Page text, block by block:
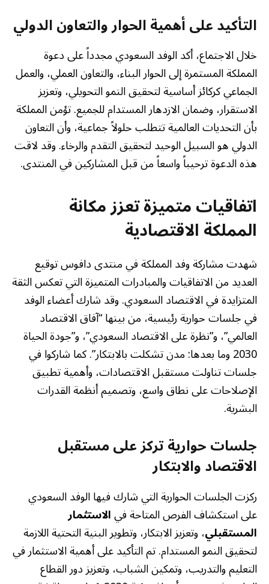
التأكيد على أهمية الحوار والتعاون الدولي
خلال الاجتماع، أكد الوفد السعودي مجدداً على دعوة
المملكة المستمرة إلى الحوار البناء، والتعاون العملي، والعمل
الجماعي كركائز أساسية لتحقيق النمو التحويلي، وتعزيز
الاستقرار، وضمان الازدهار المستدام للجميع. تؤمن المملكة
بأن التحديات العالمية تتطلب حلولاً جماعية، وأن التعاون
الدولي هو السبيل الوحيد لتحقيق التقدم والرخاء. وقد لاقت
هذه الدعوة ترحيباً واسعاً من قبل المشاركين في المنتدى.
اتفاقيات متميزة تعزز مكانة
المملكة الاقتصادية
شهدت مشاركة وفد المملكة في منتدى دافوس توقيع
العديد من الاتفاقيات والمبادرات المتميزة التي تعكس الثقة
المتزايدة في الاقتصاد السعودي. وقد شارك أعضاء الوفد
في جلسات حوارية رئيسية، من بينها “آفاق الاقتصاد
العالمي”، و”نظرة على الاقتصاد السعودي”، و”جودة الحياة
2030 وما بعدها: مدن تشكلت بالابتكار”. كما شاركوا في
جلسات تناولت مستقبل الاقتصادات، وأهمية تطبيق
الإصلاحات على نطاق واسع، وتصميم أنظمة القدرات
البشرية.
جلسات حوارية تركز على مستقبل
الاقتصاد والابتكار
ركزت الجلسات الحوارية التي شارك فيها الوفد السعودي
على استكشاف الفرص المتاحة فيالاستثمار
المستقبلي، وتعزيز الابتكار، وتطوير البنية التحتية اللازمة
لتحقيق النمو المستدام. تم التأكيد على أهمية الاستثمار في
التعليم والتدريب، وتمكين الشباب، وتعزيز دور القطاع